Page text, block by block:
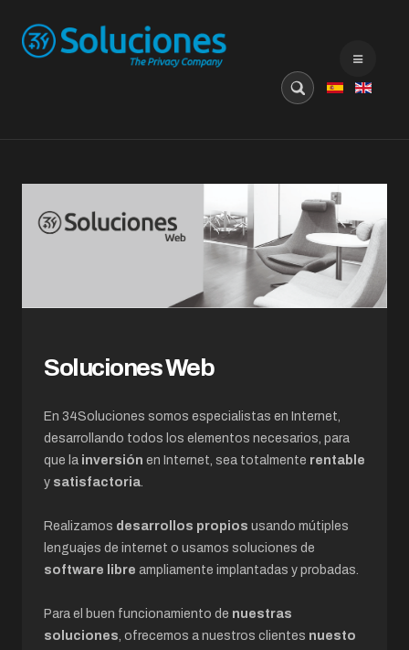
Buscar...
Soluciones Web
En 34Soluciones somos especialistas en Internet,
desarrollando todos los elementos necesarios, para
que la inversión en Internet, sea totalmente rentable
y satisfactoria.
Realizamos desarrollos propios usando mútiples
lenguajes de internet o usamos soluciones de
software libre ampliamente implantadas y probadas.
Para el buen funcionamiento de nuestras
soluciones, ofrecemos a nuestros clientes nuesto